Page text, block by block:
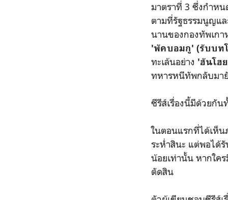
มาตราที่ 3 ซึ่งกำห
ตามที่รัฐธรรมนูญแ
นานของกองทัพเกา
'พัคบอมกู' (รับบท
ทะเล้นอย่าง 'ฮันโฮ
ทหารหนีทัพกลับมา
ซีรีส์เรื่องนี้มีด้วยกั
ในตอนแรกที่ได้เห็น
ระห่ำสินะ แต่พอได้
น้อยเท่านั้น หากใค
ตัดสิน